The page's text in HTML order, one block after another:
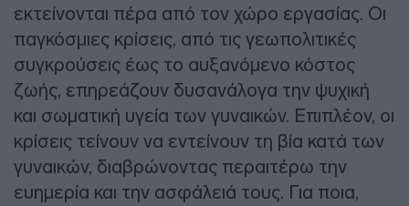
εκτείνονται πέρα από τον χώρο εργασίας. Οι
παγκόσμιες κρίσεις, από τις γεωπολιτικές
συγκρούσεις έως το αυξανόμενο κόστος
ζωής, επηρεάζουν δυσανάλογα την ψυχική
και σωματική υγεία των γυναικών. Επιπλέον, οι
κρίσεις τείνουν να εντείνουν τη βία κατά των
γυναικών, διαβρώνοντας περαιτέρω την
ευημερία και την ασφάλειά τους. Για ποια,